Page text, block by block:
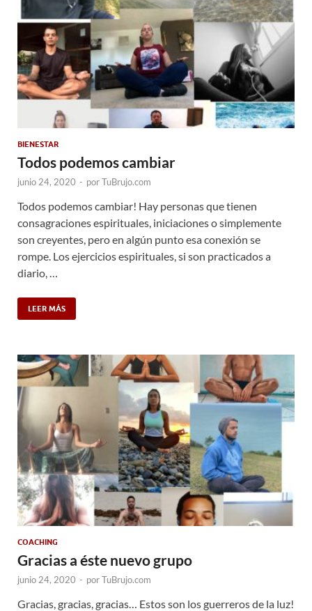
BIENESTAR
Todos podemos cambiar
junio 24, 2020 - porTuBrujo.com
Todos podemos cambiar! Hay personas que tienen
consagraciones espirituales, iniciaciones o simplemente
son creyentes, pero en algún punto esa conexión se
rompe. Los ejercicios espirituales, si son practicados a
diario, …
LEER MÁS
COACHING
Gracias a éste nuevo grupo
junio 24, 2020 - porTuBrujo.com
Gracias, gracias, gracias… Estos son los guerreros de la luz!